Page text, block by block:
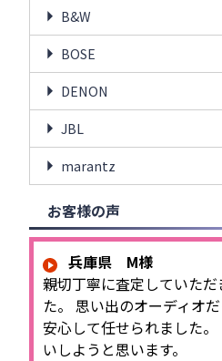
B&W
BOSE
DENON
JBL
marantz
お客様の声
兵庫県 M様
親切丁寧に査定していただ
た。 思い出のオーディオ
安心して任せられました
いしようと思います。